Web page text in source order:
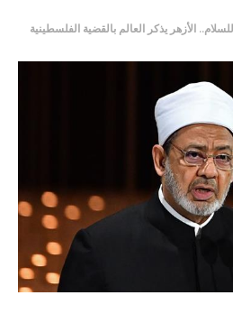
الأزهر يذكر العالم بالقضية الفلسطينية